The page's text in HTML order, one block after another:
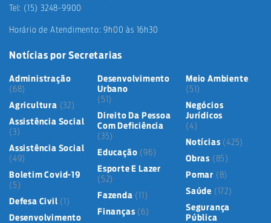
Tel: (15) 3248-9900
Horário de Atendimento: 9h00 às 16h30
Notícias por Secretarias
Administração
(68)
Agricultura (32)
Assistência Social
(3)
Assistência Social
(49)
Boletim Covid-19
(5)
Defesa Civil (1)
Desenvolvimento
Desenvolvimento
Urbano
(51)
Direito Da Pessoa
Com Deficiência
(35)
Educação (96)
Esporte E Lazer
(52)
Fazenda (11)
Finanças (6)
Meio Ambiente
(51)
Negócios
Jurídicos
(4)
Notícias (425)
Obras (85)
Pomar (8)
Saúde (172)
Segurança
Pública